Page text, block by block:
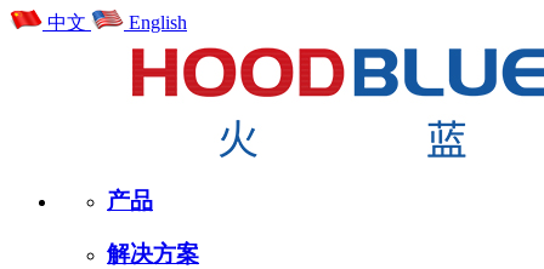
中文 English
产品
解决方案